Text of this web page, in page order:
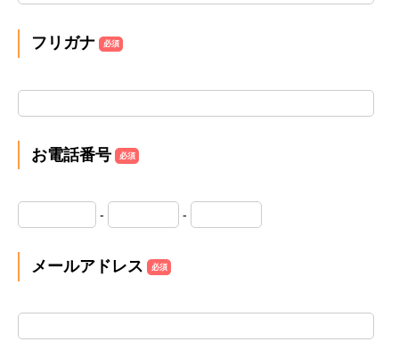
フリガナ 必須
お電話番号 必須
- -
メールアドレス 必須